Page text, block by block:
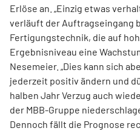
Erlöse an. „Einzig etwas
verläuft der Auftragseingang
Fertigungstechnik, die auf
Ergebnisniveau eine
Nesemeier. „Dies kann sich
jederzeit positiv ändern und
halben Jahr Verzug auch
der MBB-Gruppe
Dennoch fällt die Prognose